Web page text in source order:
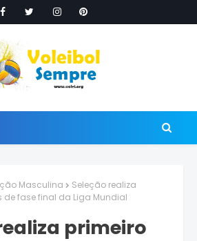
Masculina
Seleção realiza
de fase final da Liga Mundial
primeiro